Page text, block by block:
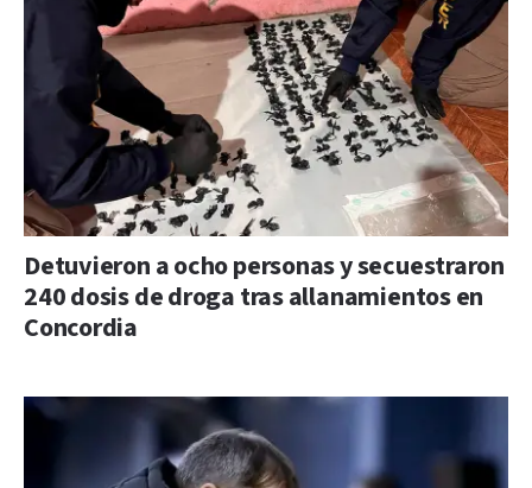
Detuvieron a ocho personas y secuestraron
240 dosis de droga tras allanamientos en
Concordia